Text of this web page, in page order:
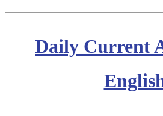
Daily Current